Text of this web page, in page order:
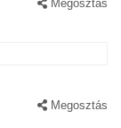
Megosztás
Megosztás